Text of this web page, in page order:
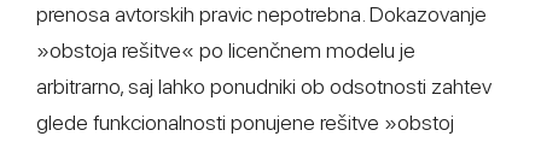
prenosa avtorskih pravic nepotrebna. Dokazovanje
»obstoja rešitve« po licenčnem modelu je
arbitrarno, saj lahko ponudniki ob odsotnosti zahtev
glede funkcionalnosti ponujene rešitve »obstoj